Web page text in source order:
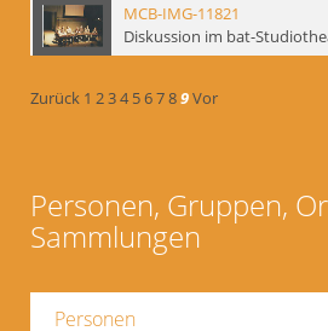
MCB-IMG-11821
Zurück 1 234 56789Vor
Personen, Gruppen,
Sammlungen
Personen